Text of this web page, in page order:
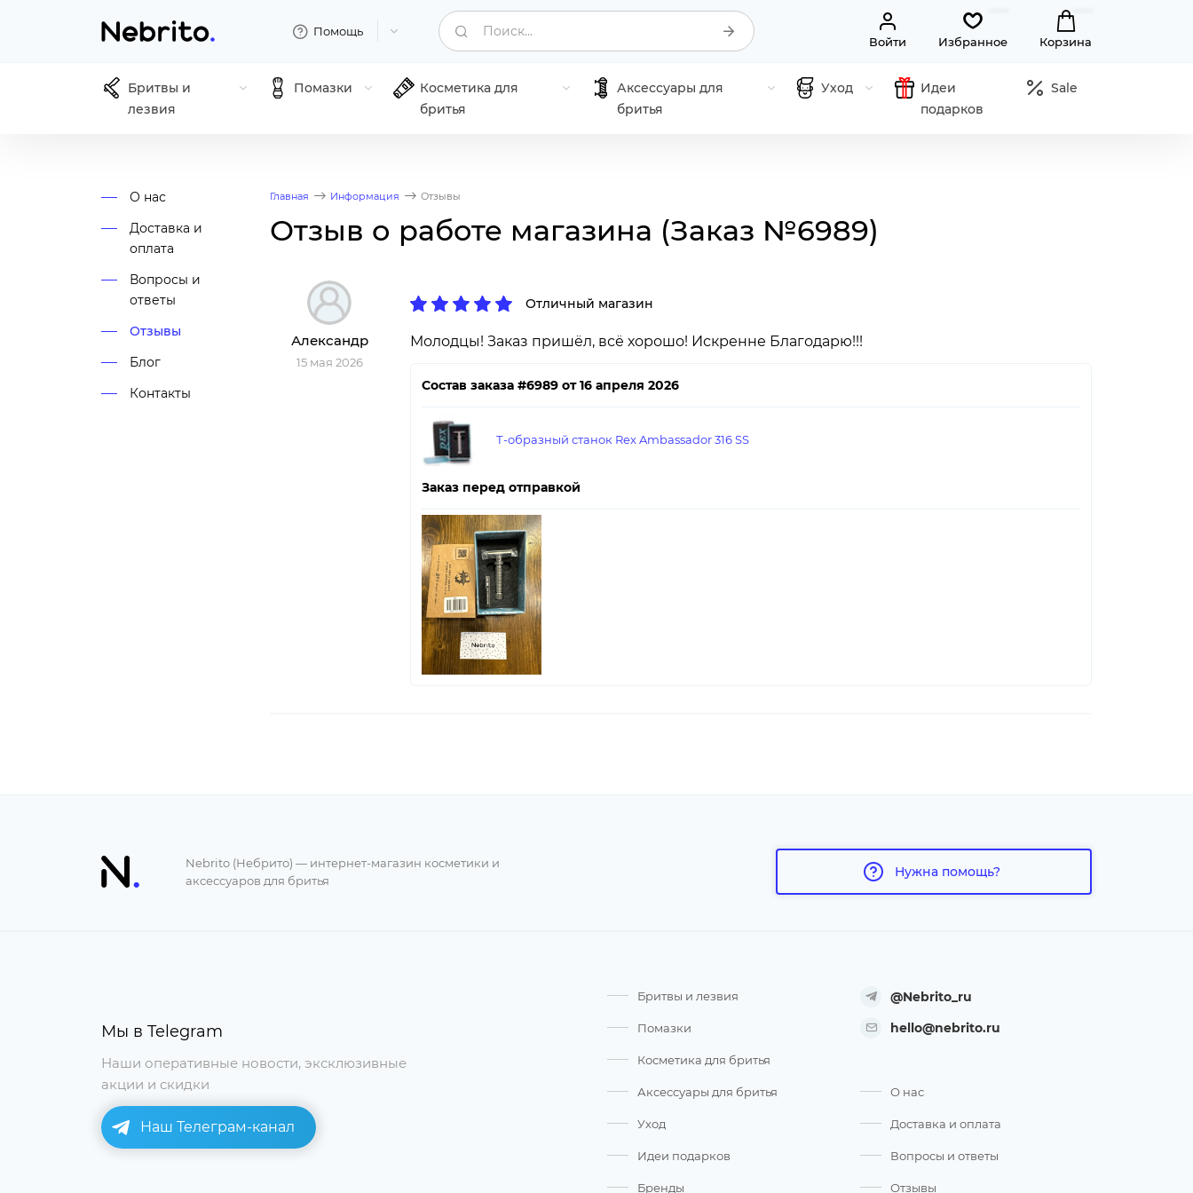
Помощь Поиск...
Войти Избранное Корзина
Бритвы и
лезвия
Помазки
Косметика для
бритья
Аксессуары для
бритья
Уход
Идеи
подарков
Sale
О нас
Доставка и
оплата
Вопросы и
ответы
Отзывы
Блог
Контакты
Главная Информация Отзывы
Отзыв о работе магазина (Заказ №6989)
Александр
15 мая 2026
Отличный магазин
Молодцы! Заказ пришёл, всё хорошо! Искренне Благодарю!!!
Состав заказа #6989 от 16 апреля 2026
Т-образный станок Rex Ambassador 316 SS
Заказ перед отправкой
Nebrito (Небрито) — интернет-магазин косметики и
аксессуаров для бритья
Нужна помощь?
Мы в Telegram
Наши оперативные новости, эксклюзивные
акции и скидки
Наш Телеграм-канал
Бритвы и лезвия
Помазки
Косметика для бритья
Аксессуары для бритья
Уход
Идеи подарков
Бренды
@Nebrito_ru
hello@nebrito.ru
О нас
Доставка и оплата
Вопросы и ответы
Отзывы